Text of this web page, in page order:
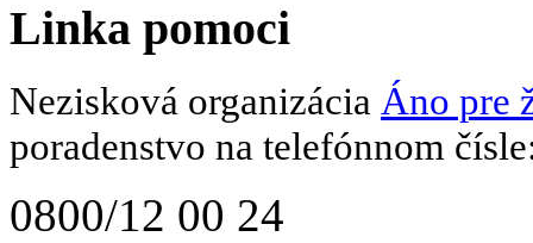
Linka pomoci
Nezisková organizácia Áno pre
poradenstvo na telefónnom
0800/12 00 24